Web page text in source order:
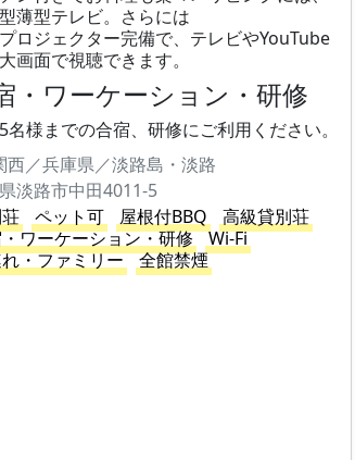
薄型テレビ。さらには
ロジェクター完備で、テレビやYouTube
画面で視聴できます。
・ワーケーション・研修
名様までの合宿、研修にご利用ください。
西／兵庫県／淡路島・淡路
淡路市中田4011-5
ペット可 屋根付BBQ
高級貸別荘
ワーケーション・研修
Wi-Fi
・ファミリー
全館禁煙